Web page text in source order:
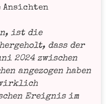
ist die
dass der
2024 zwi­schen
ange­zo­gen haben
wirk­lich
Ereig­nis im